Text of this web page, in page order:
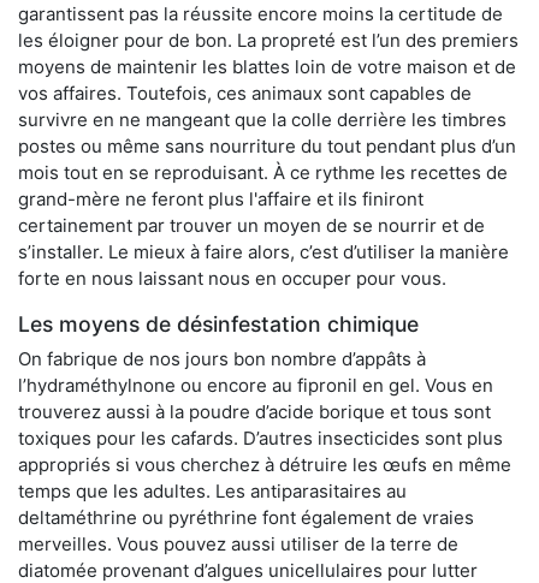
garantissent pas la réussite encore moins la certitude de
les éloigner pour de bon. La propreté est l’un des premiers
moyens de maintenir les blattes loin de votre maison et de
vos affaires. Toutefois, ces animaux sont capables de
survivre en ne mangeant que la colle derrière les timbres
postes ou même sans nourriture du tout pendant plus d’un
mois tout en se reproduisant. À ce rythme les recettes de
grand-mère ne feront plus l'affaire et ils finiront
certainement par trouver un moyen de se nourrir et de
s’installer. Le mieux à faire alors, c’est d’utiliser la manière
forte en nous laissant nous en occuper pour vous.
Les moyens de désinfestation chimique
On fabrique de nos jours bon nombre d’appâts à
l’hydraméthylnone ou encore au fipronil en gel. Vous en
trouverez aussi à la poudre d’acide borique et tous sont
toxiques pour les cafards. D’autres insecticides sont plus
appropriés si vous cherchez à détruire les œufs en même
temps que les adultes. Les antiparasitaires au
deltaméthrine ou pyréthrine font également de vraies
merveilles. Vous pouvez aussi utiliser de la terre de
diatomée provenant d’algues unicellulaires pour lutter